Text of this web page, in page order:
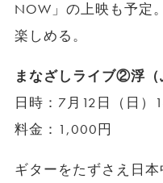
NOW」の上映も予定
楽しめる。
まなざしライブ②浮（
日時：7月12日（日）
料金：1,000円
ギターをたずさえ日